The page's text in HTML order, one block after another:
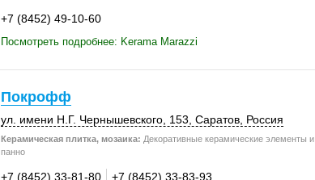
+7 (8452) 49-10-60
Посмотреть подробнее: Kerama Marazzi
Покрофф
ул. имени Н.Г. Чернышевского, 153 Саратов, Россия
Керамическая плитка, мозаика: Декоративные керамические элементы и
панно
+7 (8452) 33-81-80 +7 (8452) 33-83-93